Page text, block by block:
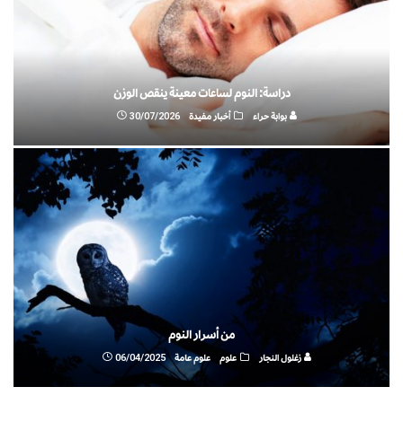
دراسة: النوم لساعات معينة ينقص الوزن
بوابة حراء أخبار مفيدة 30/07/2026
من أسرار النوم
زغلول النجار علوم علوم عامة 06/04/2025